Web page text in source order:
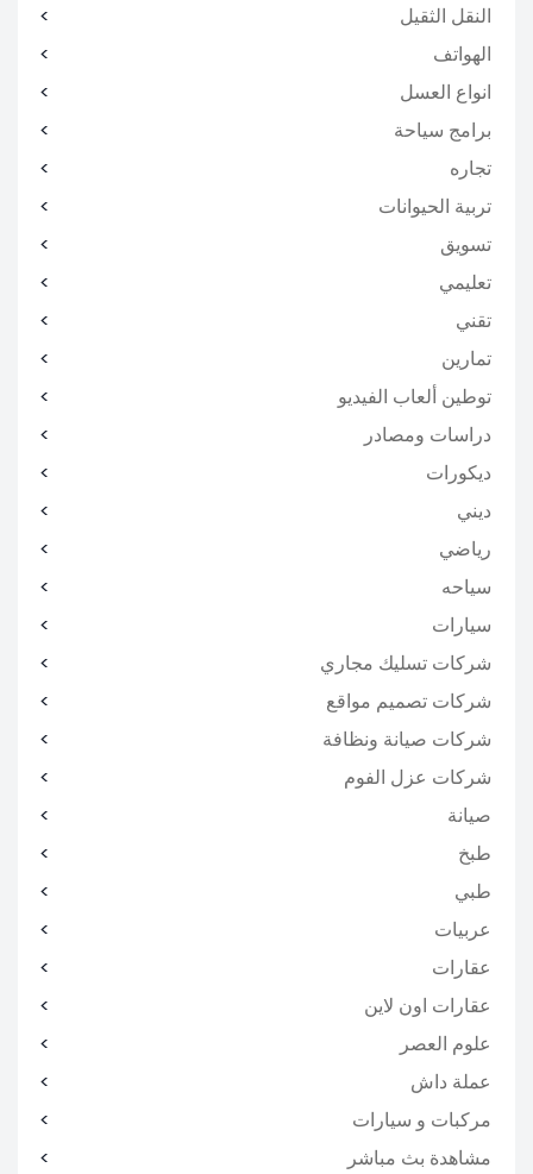
النقل الثقيل
الهواتف
انواع العسل
برامج سياحة
تجاره
تربية الحيوانات
تسويق
تعليمي
تقني
تمارين
توطين ألعاب الفيديو
دراسات ومصادر
ديكورات
ديني
رياضي
سياحه
سيارات
شركات تسليك مجاري
شركات تصميم مواقع
شركات صيانة ونظافة
شركات عزل الفوم
صيانة
طبخ
طبي
عربيات
عقارات
عقارات اون لاين
علوم العصر
عملة داش
مركبات و سيارات
مشاهدة بث مباشر